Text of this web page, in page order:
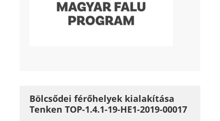
Bölcsődei férőhelyek kialakítása
Tenken TOP-1.4.1-19-HE1-2019-00017